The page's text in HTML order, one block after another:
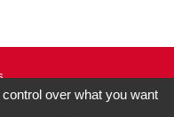
over what you want